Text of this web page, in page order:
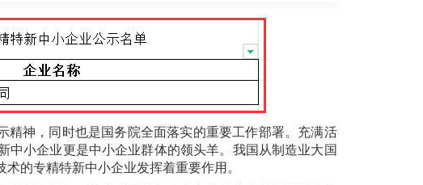
精神，同时也是国务院全面落实的重要工作部署。充满活
小企业更是中小企业群体的领头羊。我国从制造业大国
的专精特新中小企业发挥着重要作用。